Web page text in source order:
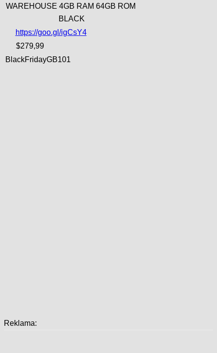
WAREHOUSE 4GB RAM 64GB ROM
BLACK
https://goo.gl/igCsY4
$279,99
BlackFridayGB101
Reklama: